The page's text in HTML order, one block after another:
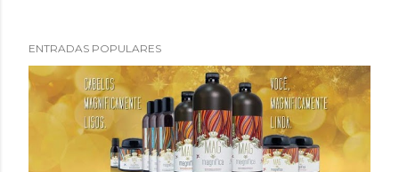
u
b
ENTRADAS POPULARES